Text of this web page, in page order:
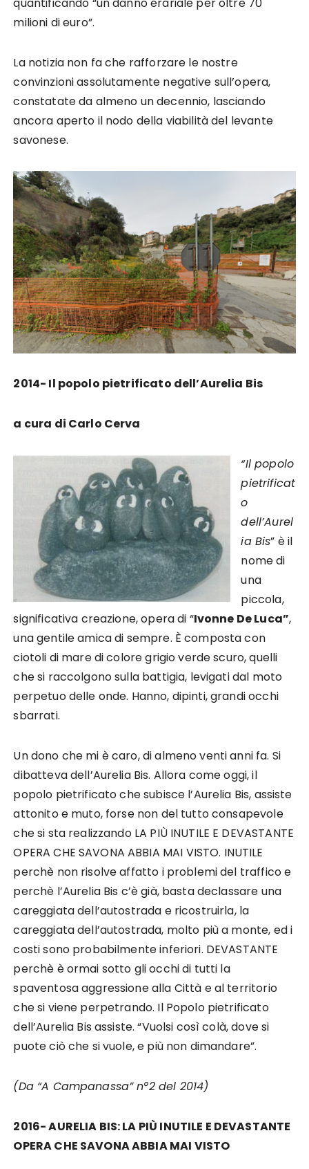
milioni di euro”.
La notizia non fa che rafforzare le nostre
convinzioni assolutamente negative sull’opera,
constatate da almeno un decennio, lasciando
ancora aperto il nodo della viabilità del levante
savonese.
2014- Il popolo pietrificato dell’Aurelia Bis
a cura di Carlo Cerva
“Il popolo
pietrificat
o
dell’Aurel
ia Bis” è il
nome di
una
piccola,
significativa creazione, opera di “Ivonne De Luca”,
una gentile amica di sempre. È composta con
ciotoli di mare di colore grigio verde scuro, quelli
che si raccolgono sulla battigia, levigati dal moto
perpetuo delle onde. Hanno, dipinti, grandi occhi
sbarrati.
Un dono che mi è caro, di almeno venti anni fa. Si
dibatteva dell’Aurelia Bis. Allora come oggi, il
popolo pietrificato che subisce l’Aurelia Bis, assiste
attonito e muto, forse non del tutto consapevole
che si sta realizzando LA PIÙ INUTILE E DEVASTANTE
OPERA CHE SAVONA ABBIA MAI VISTO. INUTILE
perchè non risolve affatto i problemi del traffico e
perchè l’Aurelia Bis c’è già, basta declassare una
careggiata dell’autostrada e ricostruirla, la
careggiata dell’autostrada, molto più a monte, ed i
costi sono probabilmente inferiori. DEVASTANTE
perchè è ormai sotto gli occhi di tutti la
spaventosa aggressione alla Città e al territorio
che si viene perpetrando. Il Popolo pietrificato
dell’Aurelia Bis assiste. “Vuolsi così colà, dove si
puote ciò che si vuole, e più non dimandare”.
(Da “A Campanassa” n°2 del 2014)
2016- AURELIA BIS: LA PIÙ INUTILE E DEVASTANTE
OPERA CHE SAVONA ABBIA MAI VISTO